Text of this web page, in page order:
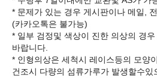
* 문제가 있는 경우 게시판이나 메일,
(카카오톡은 불가능)
* 일부 검정및 색상이 진한 의상의 경
바랍니다.
* 인형의상은 세척시 레이스등의 모양
건조시 다량의 섬류가루가 발생할수있